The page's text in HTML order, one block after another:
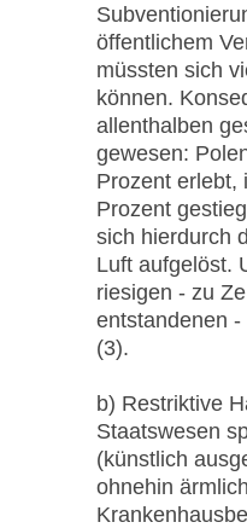
öffentlichem
müssten sich
können.
allenthalben
gewesen:
Prozent erlebt,
Prozent
sich hierdurch
Luft aufgelöst.
riesigen - zu
entstandenen
(3).
b) Restriktive
Staatswesen
(künstlich
ohnehin